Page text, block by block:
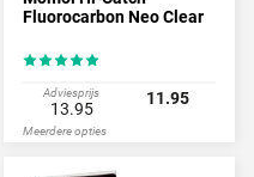
Fluorocarbon Neo Clear
Adviesprijs
13.95
11.95
Meerdere opties